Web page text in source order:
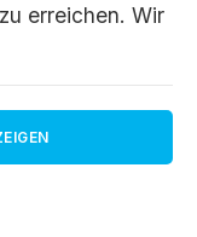
erreichen. Wir